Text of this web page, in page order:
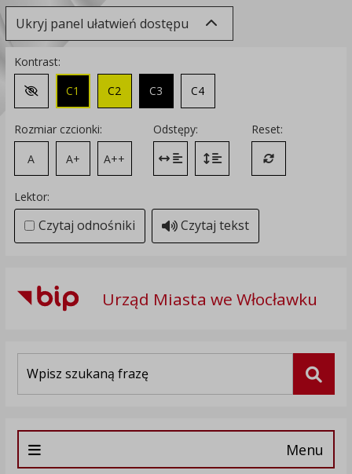
Ukryj panel ułatwień dostępu
Kontrast:
Zmień kontrast na domyślny
C1 C2 C3 C4
Rozmiar czcionki:
A
A+ A++
Odstępy:
Zmień odstęp między literami
Zmień interlinię i margines
Reset:
Przywróć
Lektor:
Czytaj odnośniki Czytaj tekst
Urząd Miasta we Włocławku
Menu